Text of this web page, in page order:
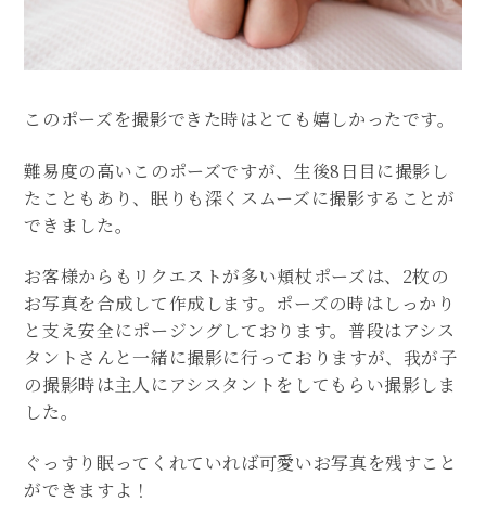
このポーズを撮影できた時はとても嬉しかったです。
難易度の高いこのポーズですが、生後8日目に撮影し
たこともあり、眠りも深くスムーズに撮影することが
できました。
お客様からもリクエストが多い頬杖ポーズは、2枚の
お写真を合成して作成します。ポーズの時はしっかり
と支え安全にポージングしております。普段はアシス
タントさんと一緒に撮影に行っておりますが、我が子
の撮影時は主人にアシスタントをしてもらい撮影しま
した。
ぐっすり眠ってくれていれば可愛いお写真を残すこと
ができますよ！